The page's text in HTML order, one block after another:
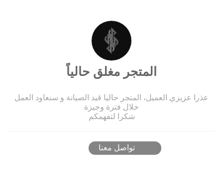
المتجر مغلق حالياً
عذرا عزيزي العميل، المتجر حاليا قيد الصيانة و سنعاود العمل
خلال فترة وجيزة
شكرا لتفهمكم
تواصل معنا